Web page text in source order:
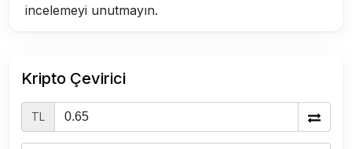
incelemeyi unutmayın.
Kripto Çevirici
TL